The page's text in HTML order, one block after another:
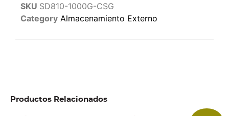
SKU SD810-1000G-CSG
Category Almacenamiento Externo
Productos Relacionados